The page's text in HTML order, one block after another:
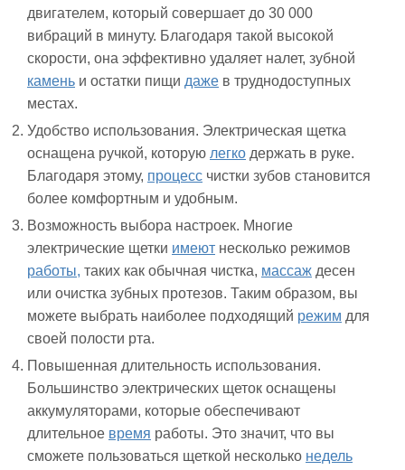
двигателем, который совершает до 30 000
вибраций в минуту. Благодаря такой высокой
скорости, она эффективно удаляет налет, зубной
камень и остатки пищи даже в труднодоступных
местах.
Удобство использования. Электрическая щетка
оснащена ручкой, которую легко держать в руке.
Благодаря этому, процесс чистки зубов становится
более комфортным и удобным.
Возможность выбора настроек. Многие
электрические щетки имеют несколько режимов
работы, таких как обычная чистка, массаж десен
или очистка зубных протезов. Таким образом, вы
можете выбрать наиболее подходящий режим для
своей полости рта.
Повышенная длительность использования.
Большинство электрических щеток оснащены
аккумуляторами, которые обеспечивают
длительное время работы. Это значит, что вы
сможете пользоваться щеткой несколько недель